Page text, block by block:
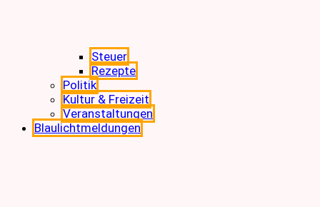
Steuer
Rezepte
Politik
Kultur & Freizeit
Veranstaltungen
Blaulichtmeldungen